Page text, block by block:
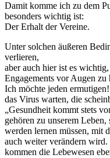
Damit komme ich zu dem
besonders wichtig ist:
Der Erhalt der Vereine.
Unter solchen äußeren
verlieren,
aber auch hier ist es
Engagements vor Augen zu
Ich möchte jeden
das Virus warten, die
„Gesundheit kommt stets
gehören zu unserem
werden lernen müssen, mit
auch weiter verändern
kommen die Lebewesen